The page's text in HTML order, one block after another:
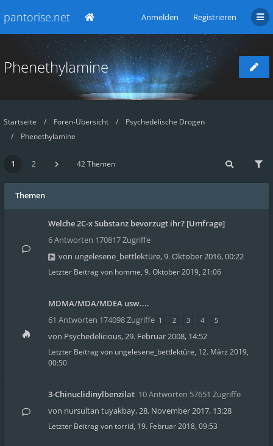
pantorise.net Anmelden Registrieren
Phenethylamine
Startseite Foren-Übersicht
Psychedelische Drogen
Phenethylamine
1 2 42 Themen
Themen
Welche 2C-x Substanz bevorzugt ihr? [Umfrage]
6 Antworten 170817 Zugriffe
von ungelesene_bettlektüre,9. Oktober 2016, 00:22
Letzter Beitrag von homme, 9. Oktober 2019, 21:06
MDMA/MDA/MDEA usw....
61 Antworten 174098 Zugriffe 1 2 3 4 5
von Psychedelicious,29. Februar 2008, 14:52
Letzter Beitrag von ungelesene_bettlektüre, 12. März 2019,
00:50
3-Chinuclidinylbenzilat 10 Antworten 57651 Zugriffe
von nursultan tuyakbay,28. November 2017, 13:28
Letzter Beitrag vontorrid, 19. Februar 2018, 09:53